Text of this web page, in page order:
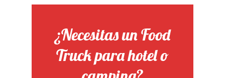
¿Necesitas un Food
Truck para hotel o